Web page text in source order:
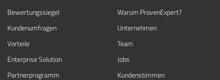
Bewertungssiegel
Kundenumfragen
Vorteile
Enterprise Solution
Partnerprogramm
Warum ProvenExpert?
Unternehmen
Team
Jobs
Kundenstimmen